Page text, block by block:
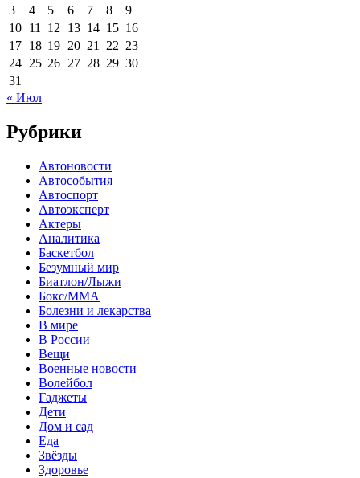
3
4 5 6 7 8
9
10 11 12 13 14 15 16
17 18 19 20 21 22 23
24 25 26 27 28 29 30
31
« Июл
Рубрики
Автоновости
Автособытия
Автоспорт
Автоэксперт
Актеры
Аналитика
Баскетбол
Безумный мир
Биатлон/Лыжи
Бокс/MMA
Болезни и лекарства
В мире
В России
Вещи
Военные новости
Волейбол
Гаджеты
Дети
Дом и сад
Еда
Звёзды
Здоровье